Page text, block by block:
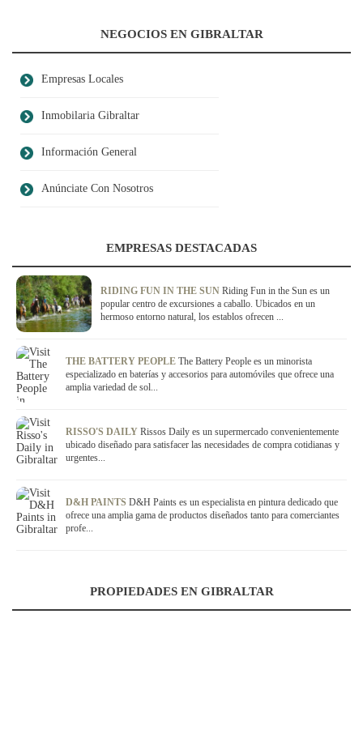
NEGOCIOS EN GIBRALTAR
Empresas Locales
Inmobilaria Gibraltar
Información General
Anúnciate Con Nosotros
EMPRESAS DESTACADAS
RIDING FUN IN THE SUN Riding Fun in the Sun es un
popular centro de excursiones a caballo. Ubicados en un
hermoso entorno natural, los establos ofrecen ...
THE BATTERY PEOPLE The Battery People es un minorista
especializado en baterías y accesorios para automóviles que ofrece una
amplia variedad de sol...
RISSO'S DAILY Rissos Daily es un supermercado convenientemente
ubicado diseñado para satisfacer las necesidades de compra cotidianas y
urgentes...
D&H PAINTS D&H Paints es un especialista en pintura dedicado que
ofrece una amplia gama de productos diseñados tanto para comerciantes
profe...
PROPIEDADES EN GIBRALTAR